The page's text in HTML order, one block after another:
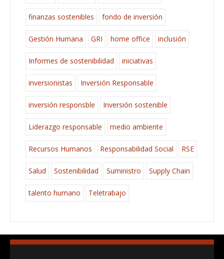
finanzas sostenibles fondo de inversión
Gestión Humana GRI home office inclusión
Informes de sostenibilidad iniciativas
inversionistas Inversión Responsable
inversión responsble Inversión sostenible
Liderazgo responsable medio ambiente
Recursos Humanos Responsabilidad Social RSE
Salud Sostenibilidad Suministro Supply Chain
talento humano Teletrabajo